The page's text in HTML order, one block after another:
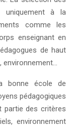
à la
comme les
enseignant en
de haut
environnement…
bonne école de
pédagogiques
partie des critères
environnement